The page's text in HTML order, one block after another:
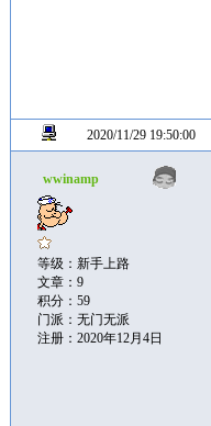
2020/11/29 19:50:00
wwinamp
等级：新手上路
文章：9
积分：59
门派：无门无派
注册：2020年12月4日